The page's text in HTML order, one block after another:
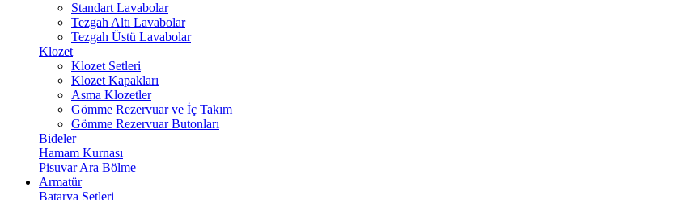
Standart Lavabolar
Tezgah Altı Lavabolar
Tezgah Üstü Lavabolar
Klozet
Klozet Setleri
Klozet Kapakları
Asma Klozetler
Gömme Rezervuar ve İç Takım
Gömme Rezervuar Butonları
Bideler
Hamam Kurnası
Pisuvar Ara Bölme
Armatür
Batarya Setleri